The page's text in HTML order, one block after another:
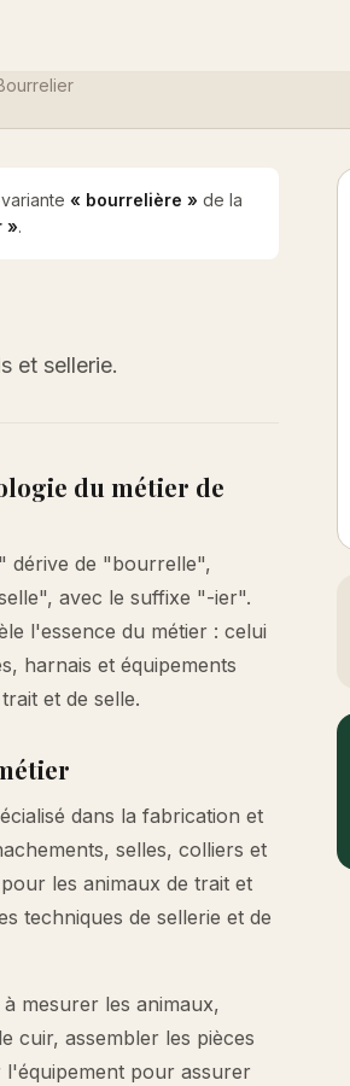
« bourrelière » de la
».
et sellerie.
du métier de
dérive de "bourrelle",
avec le suffixe "-ier".
l'essence du métier : celui
harnais et équipements
et de selle.
dans la fabrication et
selles, colliers et
les animaux de trait et
techniques de sellerie et de
mesurer les animaux,
cuir, assembler les pièces
l'équipement pour assurer